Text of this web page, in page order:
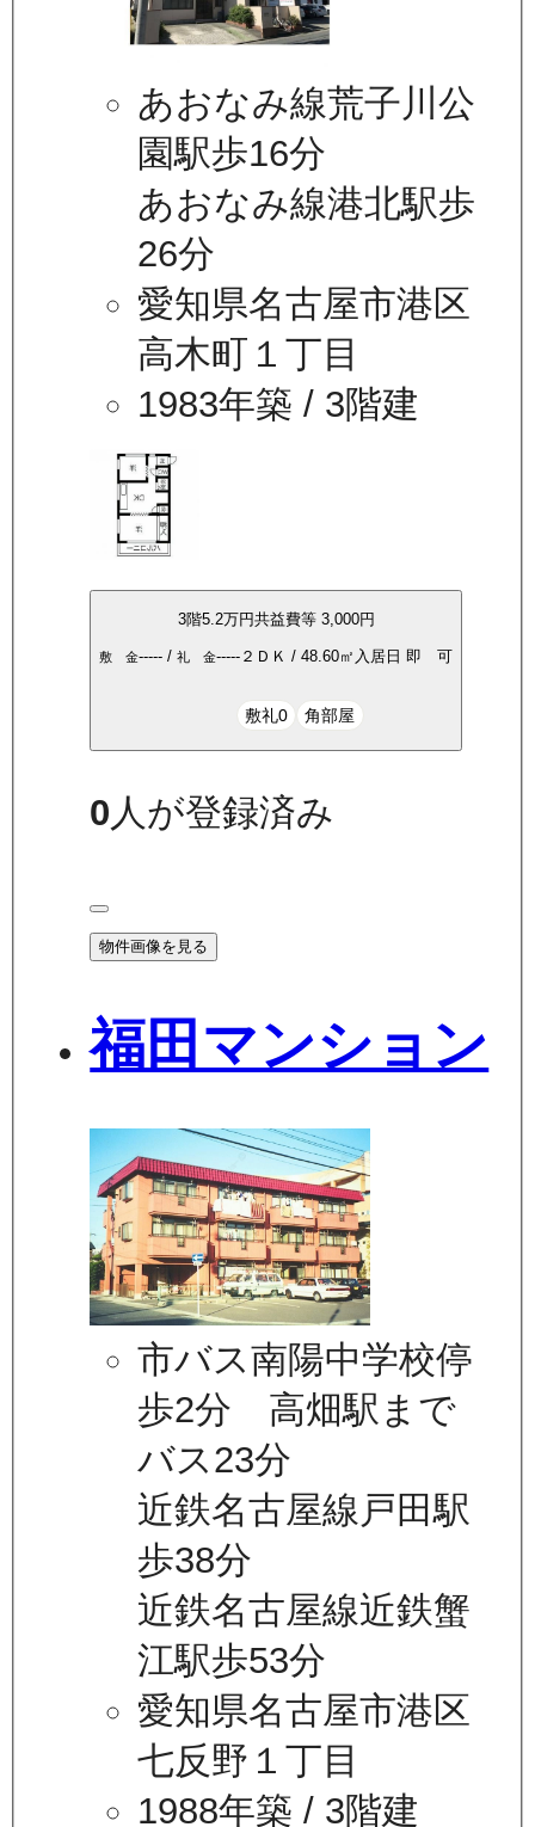
あおなみ線荒子川公
園駅歩16分
あおなみ線港北駅歩
26分
愛知県名古屋市港区
高木町１丁目
1983年築 / 3階建
3階5.2万円共益費等 3,000円
敷 金----- /礼 金----- ２ＤＫ /48.60㎡ 入居日 即 可
敷礼0 角部屋
0 人が登録済み
物件画像を見る
福田マンション
市バス南陽中学校停
歩2分 高畑駅まで
バス23分
近鉄名古屋線戸田駅
歩38分
近鉄名古屋線近鉄蟹
江駅歩53分
愛知県名古屋市港区
七反野１丁目
1988年築 / 3階建